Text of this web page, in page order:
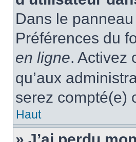
Dans le
Préférences du
en ligne. Activez
qu’aux
serez compté(e)
Haut